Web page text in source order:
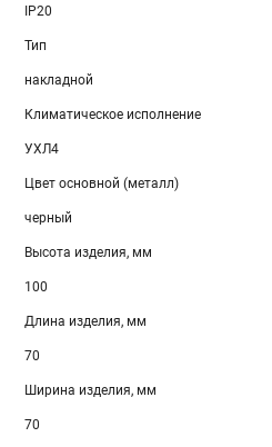
IP20
Тип
накладной
Климатическое исполнение
УХЛ4
Цвет основной (металл)
черный
Высота изделия, мм
100
Длина изделия, мм
70
Ширина изделия, мм
70